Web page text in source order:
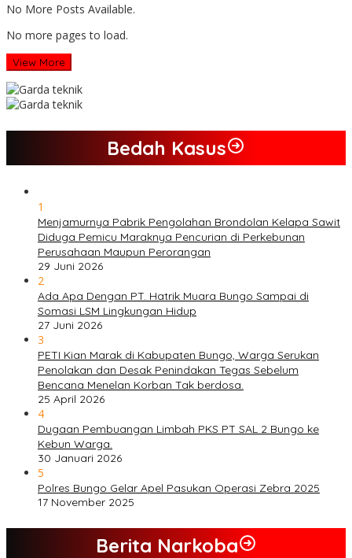
No More Posts Available.
No more pages to load.
View More
Bedah Kasus
1
Menjamurnya Pabrik Pengolahan Brondolan Kelapa Sawit
Diduga Pemicu Maraknya Pencurian di Perkebunan
Perusahaan Maupun Perorangan
29 Juni 2026
2
Ada Apa Dengan PT. Hatrik Muara Bungo Sampai di
Somasi LSM Lingkungan Hidup
27 Juni 2026
3
PETI Kian Marak di Kabupaten Bungo, Warga Serukan
Penolakan dan Desak Penindakan Tegas Sebelum
Bencana Menelan Korban Tak berdosa.
25 April 2026
4
Dugaan Pembuangan Limbah PKS PT SAL 2 Bungo ke
Kebun Warga.
30 Januari 2026
5
Polres Bungo Gelar Apel Pasukan Operasi Zebra 2025
17 November 2025
Berita Narkoba